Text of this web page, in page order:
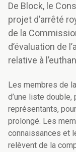
De Block, le
projet d’arrêté
de la
d’évaluation de
relative à
Les membres de
d’une liste
représentants,
prolongé. Les
connaissances et
relèvent de la